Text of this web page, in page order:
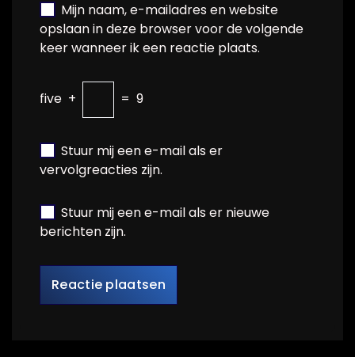
Mijn naam, e-mailadres en website
opslaan in deze browser voor de volgende
keer wanneer ik een reactie plaats.
five + = 9
Stuur mij een e-mail als er
vervolgreacties zijn.
Stuur mij een e-mail als er nieuwe
berichten zijn.